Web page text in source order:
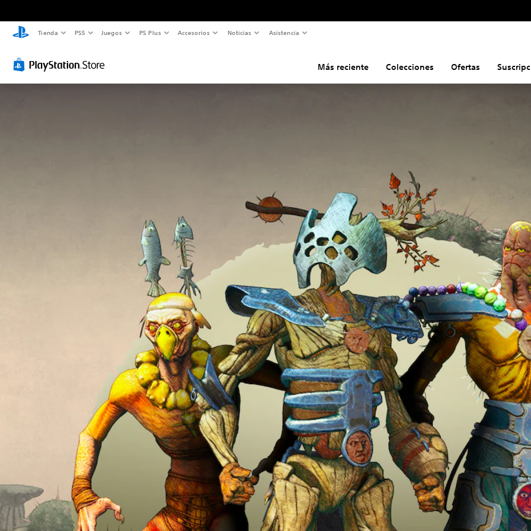
Tienda PS5 Juegos PS Plus Accesorios Noticias Asistencia
Más reciente Colecciones Ofertas